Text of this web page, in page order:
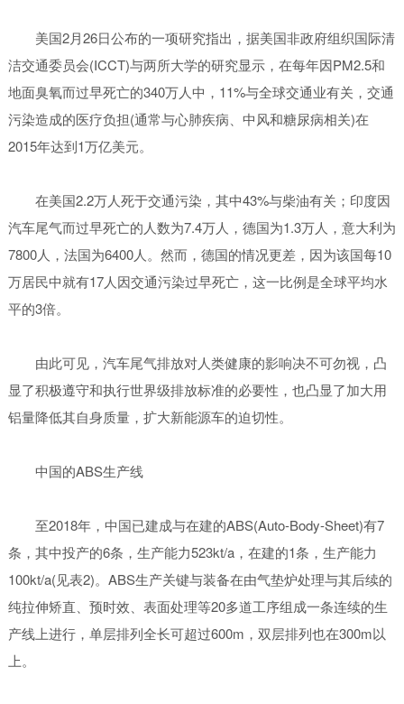
美国2月26日公布的一项研究指出，据美国非政府组织国际清
洁交通委员会(ICCT)与两所大学的研究显示，在每年因PM2.5和
地面臭氧而过早死亡的340万人中，11%与全球交通业有关，交通
污染造成的医疗负担(通常与心肺疾病、中风和糖尿病相关)在
2015年达到1万亿美元。
在美国2.2万人死于交通污染，其中43%与柴油有关；印度因
汽车尾气而过早死亡的人数为7.4万人，德国为1.3万人，意大利为
7800人，法国为6400人。然而，德国的情况更差，因为该国每10
万居民中就有17人因交通污染过早死亡，这一比例是全球平均水
平的3倍。
由此可见，汽车尾气排放对人类健康的影响决不可勿视，凸
显了积极遵守和执行世界级排放标准的必要性，也凸显了加大用
铝量降低其自身质量，扩大新能源车的迫切性。
中国的ABS生产线
至2018年，中国已建成与在建的ABS(Auto-Body-Sheet)有7
条，其中投产的6条，生产能力523kt/a，在建的1条，生产能力
100kt/a(见表2)。ABS生产关键与装备在由气垫炉处理与其后续的
纯拉伸矫直、预时效、表面处理等20多道工序组成一条连续的生
产线上进行，单层排列全长可超过600m，双层排列也在300m以
上。